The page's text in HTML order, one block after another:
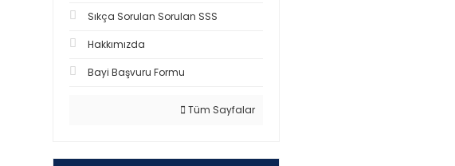
Sıkça Sorulan Sorulan SSS
Hakkımızda
Bayi Başvuru Formu
Tüm Sayfalar